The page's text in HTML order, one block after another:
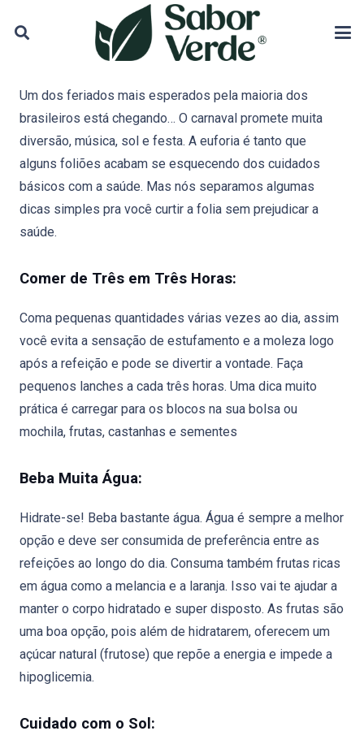
Um dos feriados mais esperados pela maioria dos
brasileiros está chegando… O carnaval promete muita
diversão, música, sol e festa. A euforia é tanto que
alguns foliões acabam se esquecendo dos cuidados
básicos com a saúde. Mas nós separamos algumas
dicas simples pra você curtir a folia sem prejudicar a
saúde.
Comer de Três em Três Horas:
Coma pequenas quantidades várias vezes ao dia, assim
você evita a sensação de estufamento e a moleza logo
após a refeição e pode se divertir a vontade. Faça
pequenos lanches a cada três horas. Uma dica muito
prática é carregar para os blocos na sua bolsa ou
mochila, frutas, castanhas e sementes
Beba Muita Água:
Hidrate-se! Beba bastante água. Água é sempre a melhor
opção e deve ser consumida de preferência entre as
refeições ao longo do dia. Consuma também frutas ricas
em água como a melancia e a laranja. Isso vai te ajudar a
manter o corpo hidratado e super disposto. As frutas são
uma boa opção, pois além de hidratarem, oferecem um
açúcar natural (frutose) que repõe a energia e impede a
hipoglicemia.
Cuidado com o Sol: